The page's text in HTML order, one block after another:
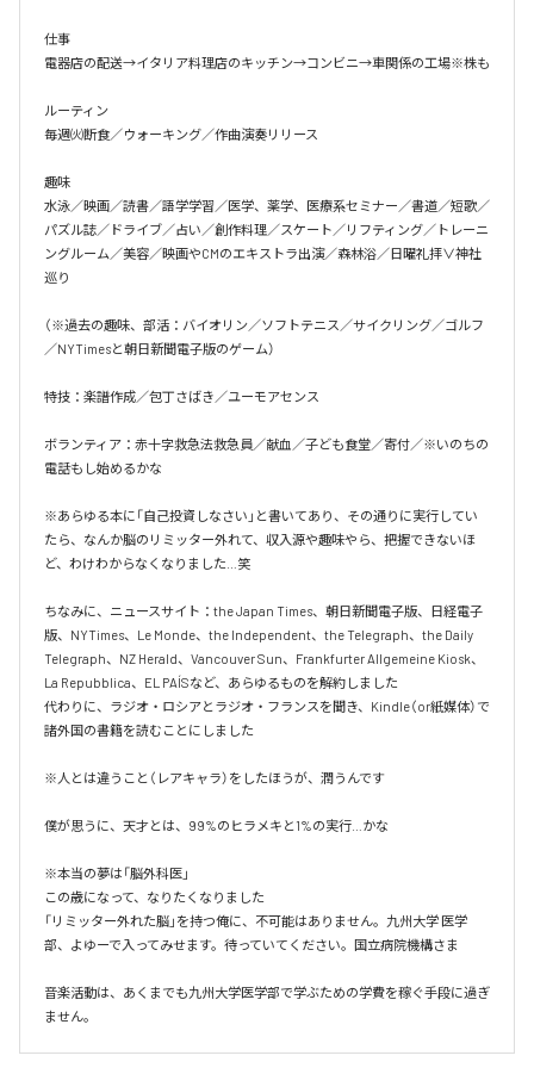
仕事
電器店の配送→イタリア料理店のキッチン→コンビニ→車関係の工場※株も
ルーティン
毎週㈫断食／ウォーキング／作曲演奏リリース
趣味
水泳／映画／読書／語学学習／医学、薬学、医療系セミナー／書道／短歌／
パズル誌／ドライブ／占い／創作料理／スケート／リフティング／トレーニ
ングルーム／美容／映画やCMのエキストラ出演／森林浴／日曜礼拝∨神社
巡り
（※過去の趣味、部活：バイオリン／ソフトテニス／サイクリング／ゴルフ
／NYTimesと朝日新聞電子版のゲーム）
特技：楽譜作成／包丁さばき／ユーモアセンス
ボランティア：赤十字救急法救急員／献血／子ども食堂／寄付／※いのちの
電話もし始めるかな
※あらゆる本に「自己投資しなさい」と書いてあり、その通りに実行してい
たら、なんか脳のリミッター外れて、収入源や趣味やら、把握できないほ
ど、わけわからなくなりました…笑
ちなみに、ニュースサイト：the Japan Times、朝日新聞電子版、日経電子
版、NYTimes、Le Monde、the Independent、the Telegraph、the Daily
Telegraph、NZ Herald、Vancouver Sun、Frankfurter Allgemeine Kiosk、
La Repubblica、EL PAÍSなど、あらゆるものを解約しました
代わりに、ラジオ・ロシアとラジオ・フランスを聞き、Kindle（or紙媒体）で
諸外国の書籍を読むことにしました
※人とは違うこと（レアキャラ）をしたほうが、潤うんです
僕が思うに、天才とは、99%のヒラメキと1%の実行…かな
※本当の夢は「脳外科医」
この歳になって、なりたくなりました
「リミッター外れた脳」を持つ俺に、不可能はありません。九州大学 医学
部、よゆーで入ってみせます。待っていてください。国立病院機構さま
音楽活動は、あくまでも九州大学医学部で学ぶための学費を稼ぐ手段に過ぎ
ません。